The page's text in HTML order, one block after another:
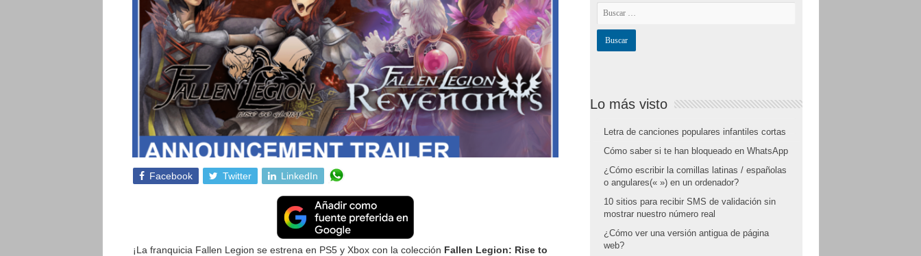
Facebook Twitter LinkedIn
¡La franquicia Fallen Legion se estrena en PS5 y Xbox con la colección Fallen Legion: Rise to
Lo más visto
Letra de canciones populares infantiles cortas
Cómo saber si te han bloqueado en WhatsApp
¿Cómo escribir la comillas latinas / españolas
o angulares(« ») en un ordenador?
10 sitios para recibir SMS de validación sin
mostrar nuestro número real
¿Cómo ver una versión antigua de página
web?